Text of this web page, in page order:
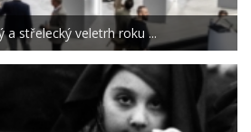
a střelecký veletrh roku ...